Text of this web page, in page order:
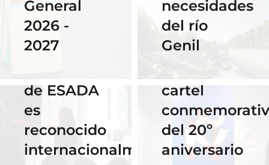
General
2026 -
2027
necesidades
del río
Genil
28 Noviembre
2025
de ESADA
es
reconocido
internacionalmente
Instituto
Cervantes
de Praga
cartel
del 20º
aniversario
02 Octubre 2025
Celebra los
#ErasmusDays
16 Septiembre
2025
Horario y
acceso al
streaming